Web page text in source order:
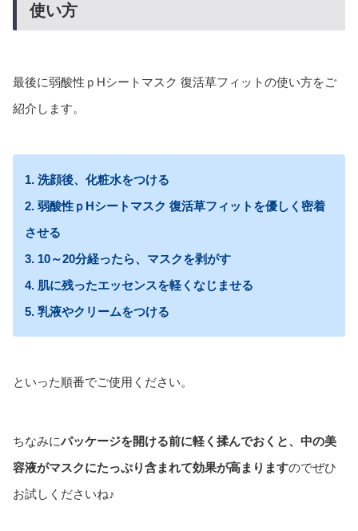
使い方
最後に弱酸性ｐHシートマスク 復活草フィットの使い方をご
紹介します。
1. 洗顔後、化粧水をつける
2. 弱酸性ｐHシートマスク 復活草フィットを優しく密着
させる
3. 10～20分経ったら、マスクを剥がす
4. 肌に残ったエッセンスを軽くなじませる
5. 乳液やクリームをつける
といった順番でご使用ください。
ちなみにパッケージを開ける前に軽く揉んでおくと、中の美
容液がマスクにたっぷり含まれて効果が高まりますのでぜひ
お試しくださいね♪